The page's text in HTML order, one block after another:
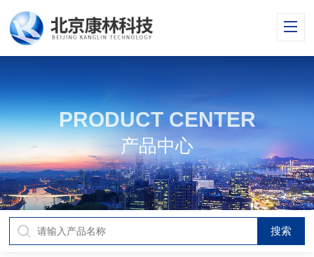
PRODUCT CENTER
产品中心